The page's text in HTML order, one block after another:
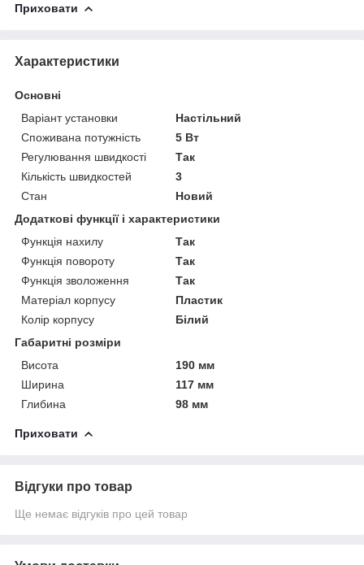
Приховати
Характеристики
Основні
Варіант установки
Настільний
Споживана потужність
5 Вт
Регулювання швидкості
Так
Кількість швидкостей
3
Стан
Новий
Додаткові функції і характеристики
Функція нахилу
Так
Функція повороту
Так
Функція зволоження
Так
Матеріал корпусу
Пластик
Колір корпусу
Білий
Габаритні розміри
Висота
190 мм
Ширина
117 мм
Глибина
98 мм
Приховати
Відгуки про товар
Ще немає відгуків про цей товар